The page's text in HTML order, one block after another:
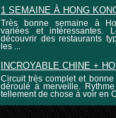
1 SEMAINE À HONG
Très bonne semaine à
variées et intéressantes.
découvrir des restaurants
les ...
INCROYABLE CHINE +
Circuit très complet et bonne
déroulé à merveille.
tellement de chose à voir en